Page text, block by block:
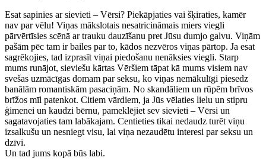
Esat sapinies ar sievieti – Vērsi? Piekāpjaties vai šķiraties, kamēr
nav par vēlu! Viņas mākslotais nesatricināmais miers viegli
pārvērtīsies scēnā ar trauku dauzīšanu pret Jūsu dumjo galvu. Viņām
pašām pēc tam ir bailes par to, kādos nezvēros viņas pārtop. Ja esat
sagrēkojies, tad izprasīt viņai piedošanu nenāksies viegli. Starp
mums runājot, sieviešu kārtas Vēršiem tāpat kā mums visiem nav
svešas uzmācīgas domam par seksu, ko viņas nemākulīgi piesedz
banālām romantiskām pasaciņām. No skandāliem un rūpēm brīvos
brīžos mīl patenkot. Citiem vārdiem, ja Jūs vēlaties lielu un stipru
ģimenei un kaudzi bērnu, pameklējiet sev sievieti – Vērsi un
sagatavojaties tam labākajam. Centieties tikai nedaudz turēt viņu
izsalkušu un nesniegt visu, lai viņa nezaudētu interesi par seksu un
dzīvi.
Un tad jums kopā būs labi.